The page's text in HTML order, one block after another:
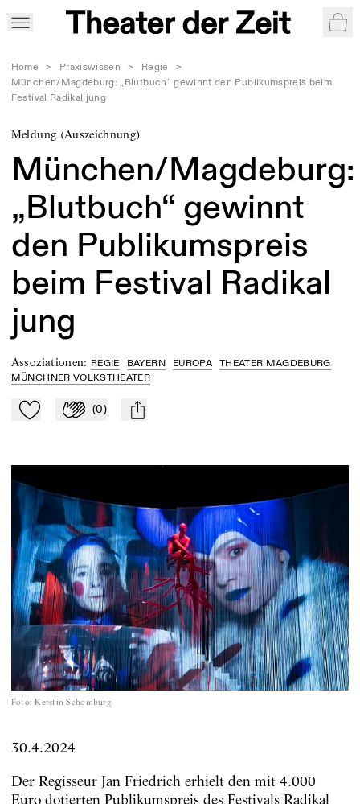
Home > Praxiswissen > Regie
>
München/Magdeburg: „Blutbuch“ gewinnt den Publikumspreis beim
Festival Radikal jung
Meldung (Auszeichnung)
München/Magdeburg:
„Blutbuch“ gewinnt
den Publikumspreis
beim Festival Radikal
jung
Assoziationen: REGIE BAYERN EUROPA
THEATER MAGDEBURG
MÜNCHNER VOLKSTHEATER
Zu Mein-TdZ hinzufügen
Applaudieren
(0) mail
Foto: Kerstin Schomburg
30.4.2024
Der Regisseur Jan Friedrich erhielt den mit 4.000
Euro dotierten Publikumspreis des Festivals Radikal